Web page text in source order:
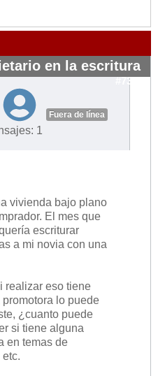
Horizontal
Junta de Propietarios
Propietarios
de Vivienda en Propiedad
en la escritura
#7318
Fuera de línea
1
vivienda bajo plano
El mes que
escriturar
a mi novia con una
realizar eso tiene
lo puede
¿cuanto puede
si tiene alguna
en temas de